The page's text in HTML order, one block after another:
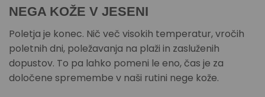
NEGA KOŽE V JESENI
Poletja je konec. Nič več visokih temperatur, vročih
poletnih dni, poležavanja na plaži in zasluženih
dopustov. To pa lahko pomeni le eno, čas je za
določene spremembe v naši rutini nege kože.